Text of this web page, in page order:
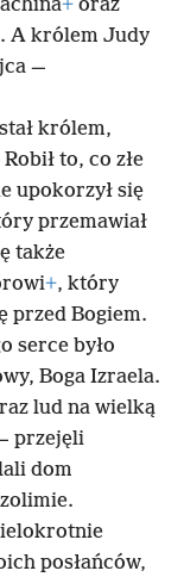
+ oraz
. A królem Judy
—
królem,
Robił to, co złe
upokorzył się
przemawiał
także
+, który
przed Bogiem.
serce było
Boga Izraela.
lud na wielką
przejęli
dom
posłańców,